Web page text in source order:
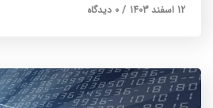
12 اسفند 1403 / 0 دیدگاه